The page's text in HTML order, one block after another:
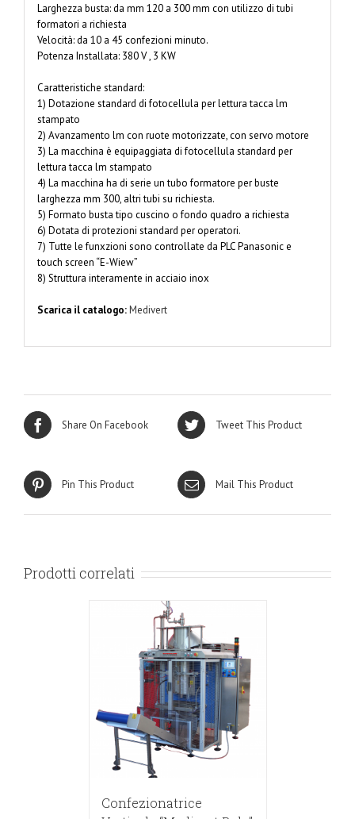
Larghezza busta: da mm 120 a 300 mm con utilizzo di tubi
formatori a richiesta
Velocità: da 10 a 45 confezioni minuto.
Potenza Installata: 380 V , 3 KW
Caratteristiche standard:
1) Dotazione standard di fotocellula per lettura tacca lm
stampato
2) Avanzamento lm con ruote motorizzate, con servo motore
3) La macchina è equipaggiata di fotocellula standard per
lettura tacca lm stampato
4) La macchina ha di serie un tubo formatore per buste
larghezza mm 300, altri tubi su richiesta.
5) Formato busta tipo cuscino o fondo quadro a richiesta
6) Dotata di protezioni standard per operatori.
7) Tutte le funxzioni sono controllate da PLC Panasonic e
touch screen “E-Wiew”
8) Struttura interamente in acciaio inox
Scarica il catalogo: Medivert
Share On Facebook Tweet This Product
Pin This Product Mail This Product
Prodotti correlati
Confezionatrice